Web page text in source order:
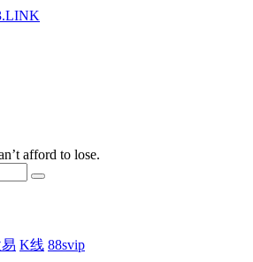
afford to lose.
K线 88svip